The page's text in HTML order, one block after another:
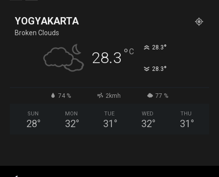
YOGYAKARTA
Broken Clouds
28.3 °C 28.3°
28.3°
74 % 2kmh 77 %
SUN
28°
MON
32°
TUE
31 °
WED
32°
THU
31 °